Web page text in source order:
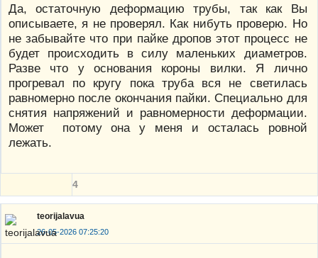
Да, остаточную деформацию трубы, так как Вы
описываете, я не проверял. Как нибуть проверю. Но
не забывайте что при пайке дропов этот процесс не
будет происходить в силу маленьких диаметров.
Разве что у основания короны вилки. Я лично
прогревал по кругу пока труба вся не светилась
равномерно после окончания пайки. Специально для
снятия напряжений и равномерности деформации.
Может потому она у меня и осталась ровной
лежать.
4
teorijalavua
26-05-2026 07:25:20